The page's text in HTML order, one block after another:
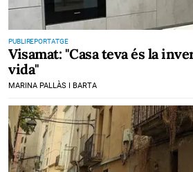
PUBLIREPORTATGE
Visamat: "Casa teva és la
vida"
MARINA PALLÀS I BARTA